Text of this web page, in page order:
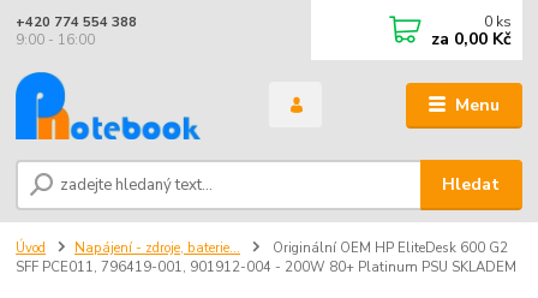
Menu
Hledat
+420 774 554 388
9:00 - 16:00
0 ks
za 0,00 Kč
Úvod Napájení - zdroje, baterie...
Originální OEM HP EliteDesk 600 G2
SFF PCE011, 796419-001, 901912-004 - 200W 80+ Platinum PSU SKLADEM